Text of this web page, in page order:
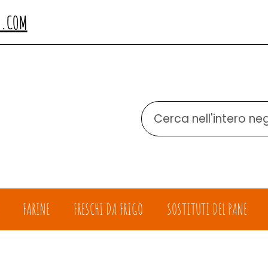
Cerca
Prodotto
FARINE FRESCHI DA FRIGO SOSTITUTI DEL PANE